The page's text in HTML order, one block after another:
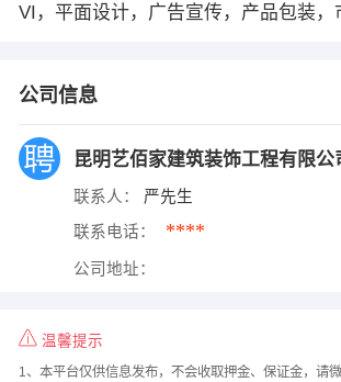
VI，平面设计，广告宣传，产品包装，
公司信息
昆明艺佰家建筑装饰工程有限公
联系人： 严先生
联系电话： ****
公司地址：
温馨提示
1、本平台仅供信息发布，不会收取押金、保证金，请微